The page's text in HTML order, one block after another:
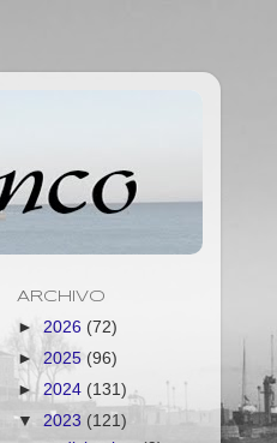
ARCHIVO
► 2026 (72)
► 2025 (96)
► 2024 (131)
▼ 2023 (121)